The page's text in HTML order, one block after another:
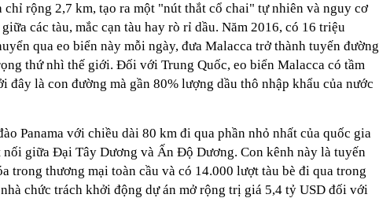
chỉ rộng 2,7 km, tạo ra một "nút thắt cổ chai" tự nhiên và nguy cơ
các tàu, mắc cạn tàu hay rò rỉ dầu. Năm 2016, có 16 triệu
qua eo biển này mỗi ngày, đưa Malacca trở thành tuyến đường
thứ nhì thế giới. Đối với Trung Quốc, eo biển Malacca có tầm
đây là con đường mà gần 80% lượng dầu thô nhập khẩu của nước
Panama với chiều dài 80 km đi qua phần nhỏ nhất của quốc gia
nối giữa Đại Tây Dương và Ấn Độ Dương. Con kênh này là tuyến
trong thương mại toàn cầu và có 14.000 lượt tàu bè đi qua trong
chức trách khởi động dự án mở rộng trị giá 5,4 tỷ USD đối với